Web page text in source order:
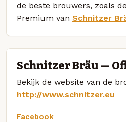
de beste brouwers, zoals
Premium van Schnitzer
Schnitzer Bräu —
Bekijk de website van de
http://www.schnitzer.eu
Facebook